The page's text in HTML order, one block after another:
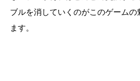
ブルを消していくのがこのゲームの
ます。